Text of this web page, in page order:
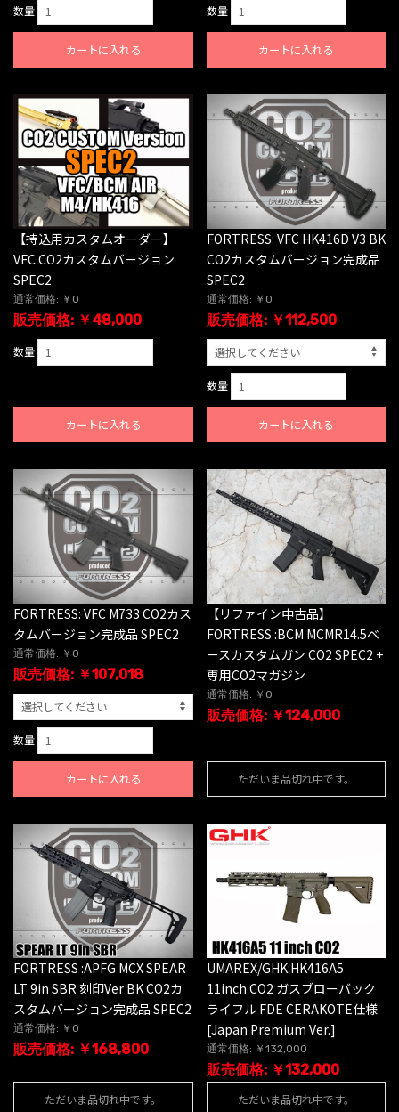
数量
カートに入れる
数量
カートに入れる
【持込用カスタムオーダー】
VFC CO2カスタムバージョン
SPEC2
通常価格: ￥0
販売価格: ￥48,000
数量
カートに入れる
FORTRESS: VFC HK416D V3 BK
CO2カスタムバージョン完成品
SPEC2
通常価格: ￥0
販売価格: ￥112,500
数量
カートに入れる
FORTRESS: VFC M733 CO2カス
タムバージョン完成品 SPEC2
通常価格: ￥0
販売価格: ￥107,018
数量
カートに入れる
【リファイン中古品】
FORTRESS :BCM MCMR14.5ベ
ースカスタムガン CO2 SPEC2 +
専用CO2マガジン
通常価格: ￥0
販売価格: ￥124,000
ただいま品切れ中です。
FORTRESS :APFG MCX SPEAR
LT 9in SBR 刻印Ver BK CO2カ
スタムバージョン完成品 SPEC2
通常価格: ￥0
販売価格: ￥168,800
ただいま品切れ中です。
UMAREX/GHK:HK416A5
11inch CO2 ガスブローバック
ライフル FDE CERAKOTE仕様
[Japan Premium Ver.]
通常価格: ￥132,000
販売価格: ￥132,000
ただいま品切れ中です。